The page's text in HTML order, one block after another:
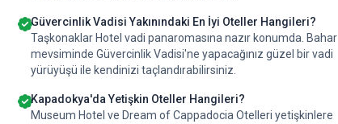
Güvercinlik Vadisi Yakınındaki En İyi Oteller Hangileri?
Taşkonaklar Hotel vadi panaromasına nazır konumda. Bahar
mevsiminde Güvercinlik Vadisi'ne yapacağınız güzel bir vadi
yürüyüşü ile kendinizi taçlandırabilirsiniz.
Kapadokya'da Yetişkin Oteller Hangileri?
Museum Hotel ve Dream of Cappadocia Otelleri yetişkinlere